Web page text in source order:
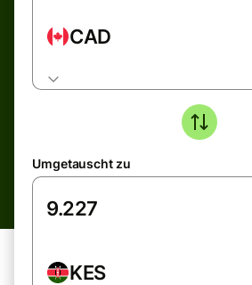
CAD
Umgetauscht zu
KES